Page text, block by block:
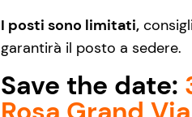
I posti sono limitati,
garantirà il posto a sedere.
Save the date: